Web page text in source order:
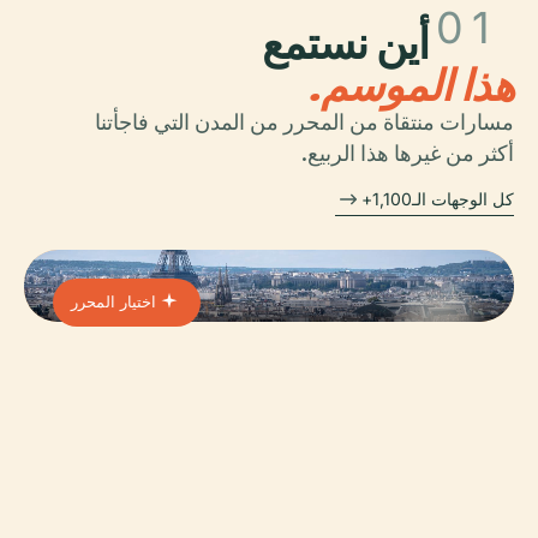
01 أين نستمع
هذا الموسم.
مسارات منتقاة من المحرر من المدن التي فاجأتنا
أكثر من غيرها هذا الربيع.
كل الوجهات الـ1,100+
اختيار المحرر